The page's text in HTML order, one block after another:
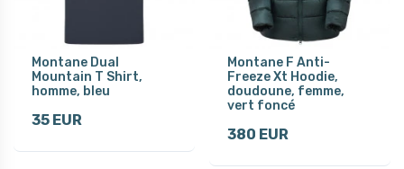
Montane Dual
Mountain T Shirt,
homme, bleu
35 EUR
Montane F Anti-
Freeze Xt Hoodie,
doudoune, femme,
vert foncé
380 EUR